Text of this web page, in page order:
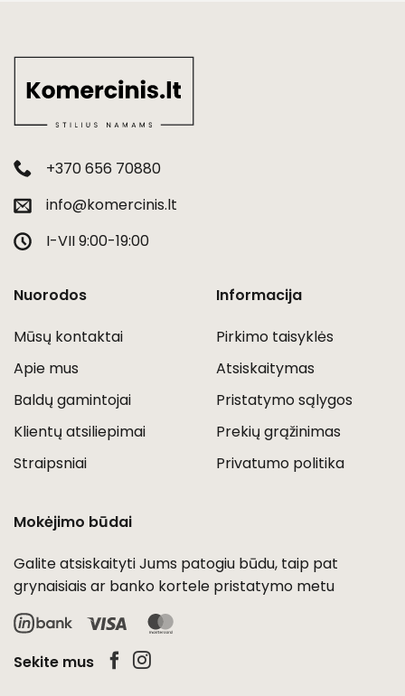
+370 656 70880
info@komercinis.lt
I-VII 9:00-19:00
Nuorodos
Mūsų kontaktai
Apie mus
Baldų gamintojai
Klientų atsiliepimai
Straipsniai
Informacija
Pirkimo taisyklės
Atsiskaitymas
Pristatymo sąlygos
Prekių grąžinimas
Privatumo politika
Mokėjimo būdai
Galite atsiskaityti Jums patogiu būdu, taip pat
grynaisiais ar banko kortele pristatymo metu
Visa
Sekite mus